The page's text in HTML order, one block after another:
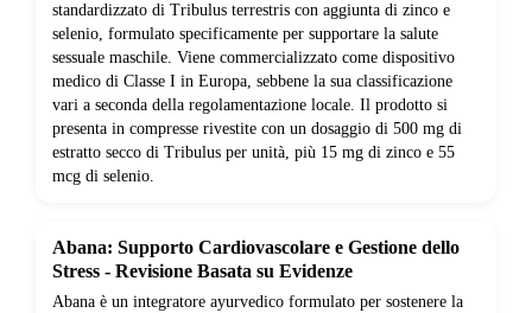
standardizzato di Tribulus terrestris con aggiunta di zinco e
selenio, formulato specificamente per supportare la salute
sessuale maschile. Viene commercializzato come dispositivo
medico di Classe I in Europa, sebbene la sua classificazione
vari a seconda della regolamentazione locale. Il prodotto si
presenta in compresse rivestite con un dosaggio di 500 mg di
estratto secco di Tribulus per unità, più 15 mg di zinco e 55
mcg di selenio.
Abana: Supporto Cardiovascolare e Gestione dello
Stress - Revisione Basata su Evidenze
Abana è un integratore ayurvedico formulato per sostenere la